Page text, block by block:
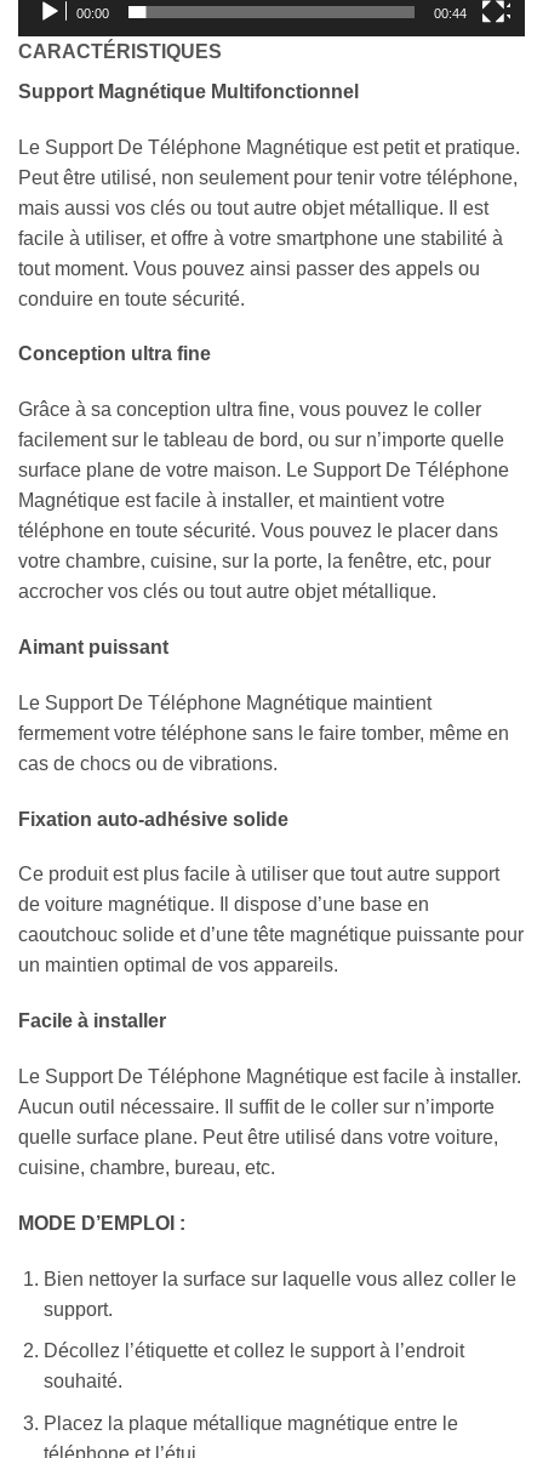
00:00 00:44
CARACTÉRISTIQUES
Support Magnétique Multifonctionnel
Le Support De Téléphone Magnétique est petit et pratique.
Peut être utilisé, non seulement pour tenir votre téléphone,
mais aussi vos clés ou tout autre objet métallique. Il est
facile à utiliser, et offre à votre smartphone une stabilité à
tout moment. Vous pouvez ainsi passer des appels ou
conduire en toute sécurité.
Conception ultra fine
Grâce à sa conception ultra fine, vous pouvez le coller
facilement sur le tableau de bord, ou sur n’importe quelle
surface plane de votre maison. Le Support De Téléphone
Magnétique est facile à installer, et maintient votre
téléphone en toute sécurité. Vous pouvez le placer dans
votre chambre, cuisine, sur la porte, la fenêtre, etc, pour
accrocher vos clés ou tout autre objet métallique.
Aimant puissant
Le Support De Téléphone Magnétique maintient
fermement votre téléphone sans le faire tomber, même en
cas de chocs ou de vibrations.
Fixation auto-adhésive solide
Ce produit est plus facile à utiliser que tout autre support
de voiture magnétique. Il dispose d’une base en
caoutchouc solide et d’une tête magnétique puissante pour
un maintien optimal de vos appareils.
Facile à installer
Le Support De Téléphone Magnétique est facile à installer.
Aucun outil nécessaire. Il suffit de le coller sur n’importe
quelle surface plane. Peut être utilisé dans votre voiture,
cuisine, chambre, bureau, etc.
MODE D’EMPLOI :
Bien nettoyer la surface sur laquelle vous allez coller le
support.
Décollez l’étiquette et collez le support à l’endroit
souhaité.
Placez la plaque métallique magnétique entre le
téléphone et l’étui.